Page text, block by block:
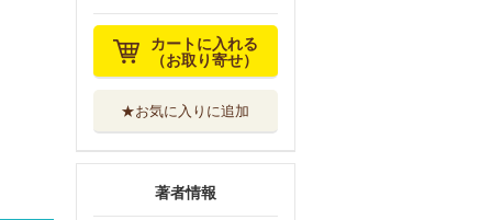
カートに入れる
（お取り寄せ）
★お気に入りに追加
著者情報